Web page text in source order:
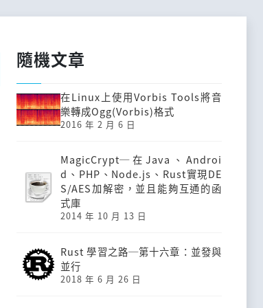
隨機文章
在Linux上使用Vorbis Tools將音
樂轉成Ogg(Vorbis)格式
2016 年 2 月 6 日
MagicCrypt─在Java、Androi
d、PHP、Node.js、Rust實現DE
S/AES加解密，並且能夠互通的函
式庫
2014 年 10 月 13 日
Rust 學習之路─第十六章：並發與
並行
2018 年 6 月 26 日